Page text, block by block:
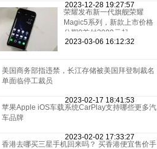
2023-12-28 19:27:57
荣耀发布新一代旗舰荣耀
Magic5系列，新款上市价格
分期0首付3999元起
2023-03-06 16:12:32
美国商务部指违禁，长江存储被美国拜登制裁名
单面临停工裁员
2023-02-17 18:41:53
苹果Apple iOS车载系统CarPlay支持哪些更多汽
车品牌
2023-02-02 17:33:27
香港去哪买三星手机回来吗？ 买香港便宜售价手